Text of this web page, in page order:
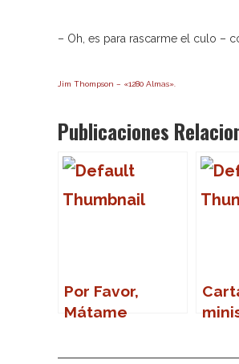
– Oh, es para rascarme el culo –
Jim Thompson – «1280 Almas».
Publicaciones
Por Favor,
Mátame